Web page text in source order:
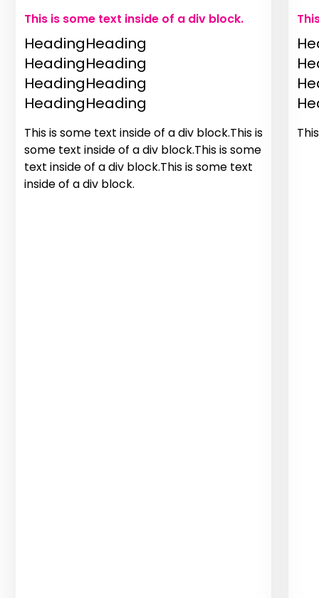
This is some text inside of a div block.
HeadingHeading
HeadingHeading
HeadingHeading
HeadingHeading
This is some text inside of a div block.This is
some text inside of a div block.This is some
text inside of a div block.This is some text
inside of a div block.